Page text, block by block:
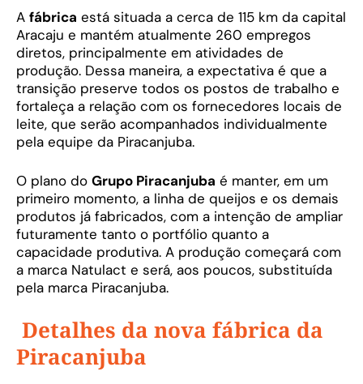
A fábrica está situada a cerca de 115 km da capital
Aracaju e mantém atualmente 260 empregos
diretos, principalmente em atividades de
produção. Dessa maneira, a expectativa é que a
transição preserve todos os postos de trabalho e
fortaleça a relação com os fornecedores locais de
leite, que serão acompanhados individualmente
pela equipe da Piracanjuba.
O plano do Grupo Piracanjuba é manter, em um
primeiro momento, a linha de queijos e os demais
produtos já fabricados, com a intenção de ampliar
futuramente tanto o portfólio quanto a
capacidade produtiva. A produção começará com
a marca Natulact e será, aos poucos, substituída
pela marca Piracanjuba.
Detalhes da nova fábrica da
Piracanjuba